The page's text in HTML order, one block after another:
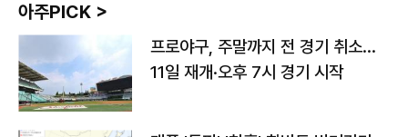
아주PICK >
프로야구, 주말까지 전 경기 취소…
11일 재개·오후 7시 경기 시작